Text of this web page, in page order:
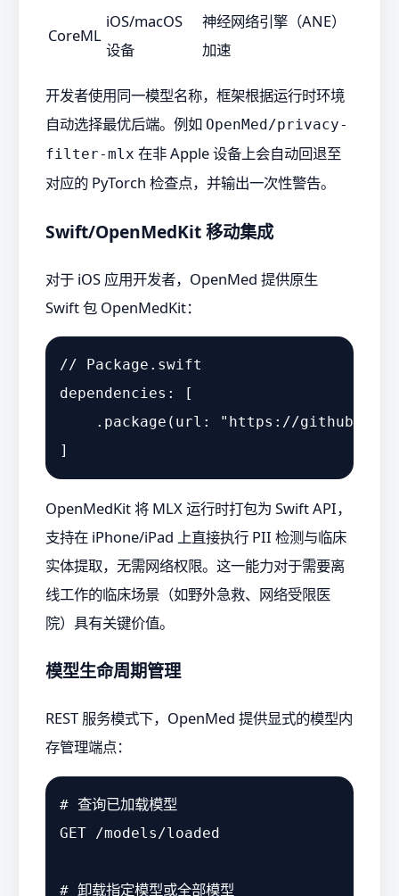
CoreML
iOS/macOS
设备
神经网络引擎（ANE）
加速
开发者使用同一模型名称，框架根据运行时环境
自动选择最优后端。例如 OpenMed/privacy-
filter-mlx 在非 Apple 设备上会自动回退至
对应的 PyTorch 检查点，并输出一次性警告。
Swift/OpenMedKit 移动集成
对于 iOS 应用开发者，OpenMed 提供原生
Swift 包 OpenMedKit：
// Package.swift
dependencies: [
    .package(url:
"https://github.com/
OpenMedKit 将 MLX 运行时打包为 Swift API，
支持在 iPhone/iPad 上直接执行 PII 检测与临床
实体提取，无需网络权限。这一能力对于需要离
线工作的临床场景（如野外急救、网络受限医
院）具有关键价值。
模型生命周期管理
REST 服务模式下，OpenMed 提供显式的模型内
存管理端点：
# 查询已加载模型
GET /models/loaded
# 卸载指定模型或全部模型